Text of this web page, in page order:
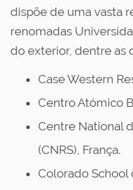
dispõe de uma vasta
renomadas
do exterior, dentre as
Case Western
Centro Atómico
Centre National
(CNRS), França.
Colorado School